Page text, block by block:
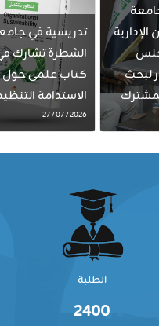
لبحث
تدريسية في
الشطرة تشارك
كتاب علمي حول
الاستدامة
2026 / 07 / 27
الطلبة
2400